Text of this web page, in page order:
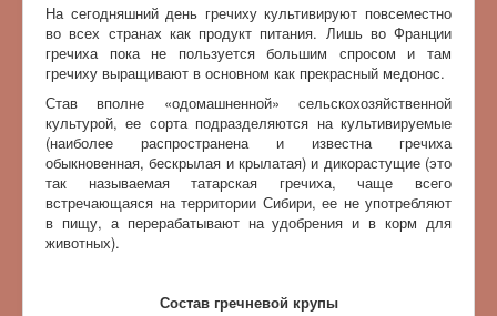
На сегодняшний день гречиху культивируют повсеместно
во всех странах как продукт питания. Лишь во Франции
гречиха пока не пользуется большим спросом и там
гречиху выращивают в основном как прекрасный медонос.
Став вполне «одомашненной» сельскохозяйственной
культурой, ее сорта подразделяются на культивируемые
(наиболее распространена и известна гречиха
обыкновенная, бескрылая и крылатая) и дикорастущие (это
так называемая татарская гречиха, чаще всего
встречающаяся на территории Сибири, ее не употребляют
в пищу, а перерабатывают на удобрения и в корм для
животных).
Состав гречневой крупы